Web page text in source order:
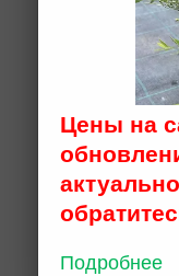
Цены на
Подробнее